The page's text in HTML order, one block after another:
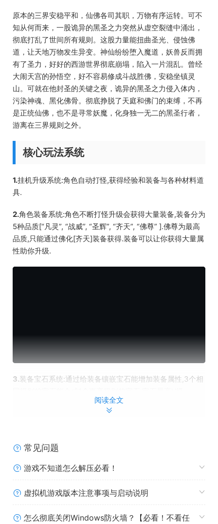
原本的三界安稳平和，仙佛各司其职，万物有序运转。可不
知从何而来，一股诡异的黑圣之力突然从虚空裂缝中涌出，
彻底打乱了世间所有规则。这股力量能扭曲圣光、侵蚀佛
道，让天地万物发生异变。神仙纷纷堕入魔道，妖兽反而拥
有了圣力，好好的西游世界彻底崩塌，陷入一片混乱。曾经
大闹天宫的孙悟空，好不容易修成斗战胜佛，安稳坐镇灵
山。可就在他封圣的关键之夜，诡异的黑圣之力侵入体内，
污染神魂、黑化佛骨。彻底挣脱了天庭和佛门的束缚，不再
是正统仙佛，也不是寻常妖魔，化身独一无二的黑圣行者，
游离在三界规则之外。
核心玩法系统
1.挂机升级系统:角色自动打怪,获得经验和装备与各种材料道
具.
2.角色装备系统:角色不断打怪升级会获得大量装备,装备分为
5种品质[“凡灵”, “战威”, “圣辉”, “齐天”, “佛尊” ].佛尊为最高
品质,只能通过佛化[齐天]装备获得.装备可以让你获得大量属
性助你升级.
3.装备宝石系统:通过给装备镶嵌宝石能增加装备属性,3个相
阅读全文
常见问题
游戏不知道怎么解压必看！
虚拟机游戏版本注意事项与启动说明
怎么彻底关闭Windows防火墙？【必看！不看任